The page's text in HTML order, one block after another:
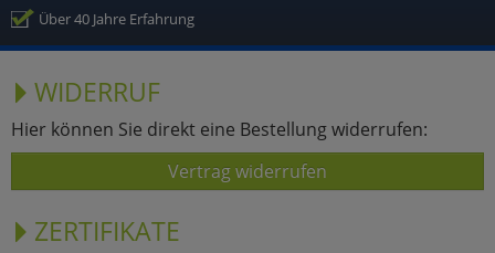
Über 40 Jahre Erfahrung
WIDERRUF
Hier können Sie direkt eine Bestellung widerrufen:
Vertrag widerrufen
ZERTIFIKATE